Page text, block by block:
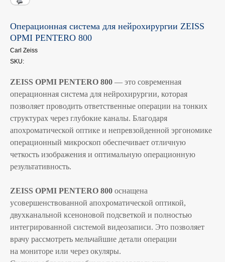
Операционная система для нейрохирургии ZEISS
OPMI PENTERO 800
Carl Zeiss
SKU:
ZEISS OPMI PENTERO 800 — это современная
операционная система для нейрохирургии, которая
позволяет проводить ответственные операции на тонких
структурах через глубокие каналы. Благодаря
апохроматической оптике и непревзойденной эргономике
операционный микроскоп обеспечивает отличную
четкость изображения и оптимальную операционную
результативность.
ZEISS OPMI PENTERO 800 оснащена
усовершенствованной апохроматической оптикой,
двухканальной ксеноновой подсветкой и полностью
интегрированной системой видеозаписи. Это позволяет
врачу рассмотреть мельчайшие детали операции
на мониторе или через окуляры.